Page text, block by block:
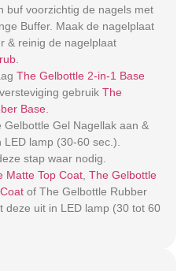
buf voorzichtig de nagels met
Buffer. Maak de nagelplaat
& reinig de nagelplaat
The Gelbottle 2-in-1 Base
gebruik The
Base
Gel Nagellak aan &
lamp (30-60 sec.).
stap waar nodig.
Matte Top Coat The Gelbottle
of The Gelbottle Rubber
deze uit in LED lamp (30 tot 60